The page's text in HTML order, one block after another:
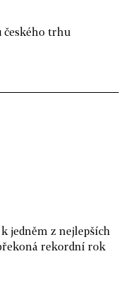
českého trhu
jedněm z nejlepších
rekordní rok